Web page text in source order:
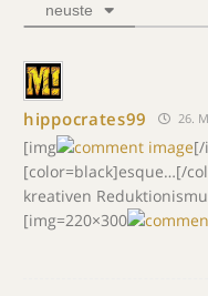
neuste
hippocrates99 26.
[img
[/
[color=black]esque…[/
kreativen
[img=220×300